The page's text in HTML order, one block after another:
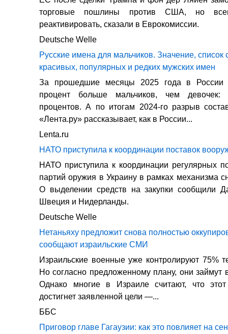
торговые пошлины против США, но
реактивировать, сказали в Еврокомиссии.
Deutsche Welle
Русские имена для мальчиков. Значение, список
красивых, популярных и редких мужских имен
За прошедшие месяцы 2025 года в России
процент больше мальчиков, чем
процентов. А по итогам 2024-го разрыв
«Лента.ру» рассказывает, как в России...
Lenta.ru
НАТО приступила к координации поставок
НАТО приступила к координации регулярных
партий оружия в Украину в рамках механизма
О выделении средств на закупки сообщили
Швеция и Нидерланды.
Deutsche Welle
Нетаньяху предложит снова полностью
сообщают израильские СМИ
Израильские военные уже контролируют 75%
Но согласно предложенному плану, они займут
Однако многие в Израиле считают, что
достигнет заявленной цели —...
ББС
Приговор главе Гагаузии: как это повлияет на